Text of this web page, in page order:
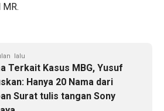
lalu
Terkait Kasus MBG, Yusuf
Hanya 20 Nama dari
Surat tulis tangan Sony